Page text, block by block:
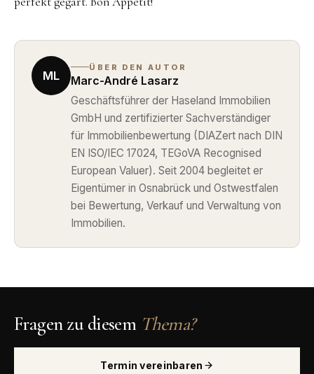
ML
ÜBER DEN AUTOR
Marc-André Lasarz
Geschäftsführer der Haseland Immobilien
GmbH und zertifizierter Sachverständiger
für Immobilienbewertung (DIAZert nach DIN
EN ISO/IEC 17024, TEGoVA Recognised
European Valuer). Seit 2004 begleitet er
Eigentümer in Osnabrück und Ostwestfalen
bei Bewertung, Verkauf und Verwaltung von
Immobilien.
Fragen zu diesem Thema?
Termin vereinbaren